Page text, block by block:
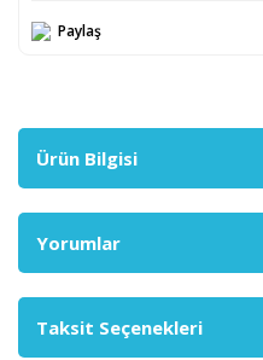
Paylaş
Ürün Bilgisi
Yorumlar
Taksit Seçenekleri